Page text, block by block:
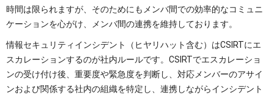
時間は限られますが、そのためにもメンバ間での効率的なコミュニ
ケーションを心がけ、メンバ間の連携を維持しております。
情報セキュリティインシデント（ヒヤリハット含む）はCSIRTにエ
スカレーションするのが社内ルールです。CSIRTでエスカレーショ
ンの受け付け後、重要度や緊急度を判断し、対応メンバーのアサイ
ンおよび関係する社内の組織を特定し、連携しながらインシデント